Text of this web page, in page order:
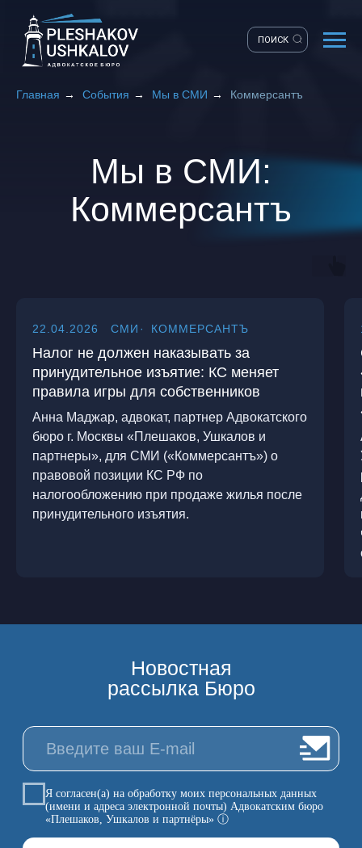
ПОИСК
Главная → События → Мы в СМИ → Коммерсантъ
22.04.2026 СМИ КОММЕРСАНТЪ
Налог не должен наказывать за
принудительное изъятие: КС меняет
правила игры для собственников
Анна Маджар, адвокат, партнер Адвокатского
бюро г. Москвы «Плешаков, Ушкалов и
партнеры», для СМИ («Коммерсантъ») о
правовой позиции КС РФ по
налогообложению при продаже жилья после
принудительного изъятия.
Новостная
рассылка Бюро
Бюро сегодня — одна из ведущих юридических фирм на
российском рынке, обладающая уникальным опытом и
широкой экспертизой. Многолетняя практика Бюро
позволяет нам решать самые сложные правовые задачи,
поддержку нашим Доверителям. Мы не просто